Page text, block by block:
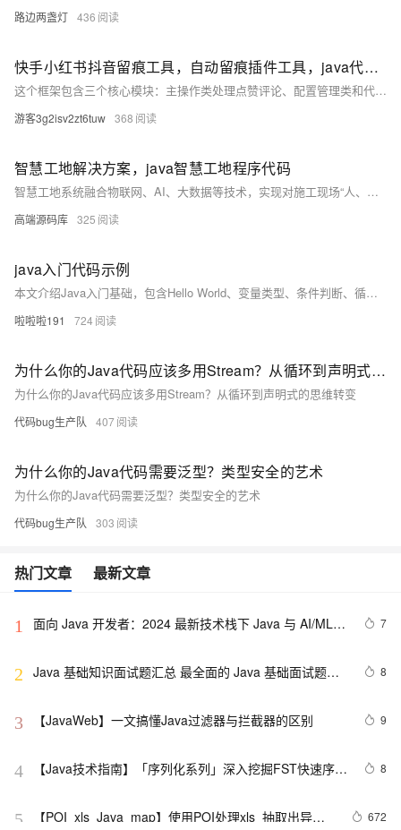
路边两盏灯 436
快手小红书抖音留痕工具，自动留痕插件工具，java代码开源
这个框架包含三个核心模块：主操作类处理点赞评论、配置管理类和代理管理类。使用时需要配合
游客3g2isv2zt6tuw 368
智慧工地解决方案，java智慧工地程序代码
智慧工地系统融合物联网、AI、大数据等技术，实现对施工现场“人、机、料、法、环”的全面智能监控与管理，提升安全、效率与决策水平。
高端源码库 325
java入门代码示例
本文介绍Java入门基础，包含Hello World、变量类型、条件判断、循环及方法定义等核心语法示例，帮助初学者快速掌握Java编程基本结构与逻辑。
啦啦啦191 724
为什么你的Java代码应该多用Stream？从循环到声明式的思维转变
为什么你的Java代码应该多用Stream？从循环到声明式的思维转变
代码bug生产队 407
为什么你的Java代码需要泛型？类型安全的艺术
为什么你的Java代码需要泛型？类型安全的艺术
代码bug生产队 303
热门文章 最新文章
1
面向 Java 开发者：2024 最新技术栈下 Java 与 AI/ML
7
2 Java 基础知识面试题汇总 最全面的 Java 基础面试题整
8
3 【JavaWeb】一文搞懂Java过滤器与拦截器的区别 9
4
【Java技术指南】「序列化系列」深入挖掘FST快速序列
8
5
【POI  xls  Java  map】使用POI处理xls  抽取出异常
672